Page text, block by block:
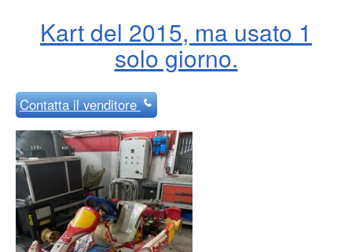
Kart del 2015, ma usato 1
solo giorno.
Contattail venditore